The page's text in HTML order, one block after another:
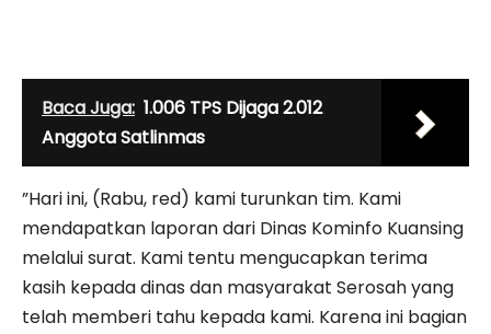
Baca Juga: 1.006 TPS Dijaga 2.012
Anggota Satlinmas
”Hari ini, (Rabu, red) kami turunkan tim. Kami
mendapatkan laporan dari Dinas Kominfo Kuansing
melalui surat. Kami tentu mengucapkan terima
kasih kepada dinas dan masyarakat Serosah yang
telah memberi tahu kepada kami. Karena ini bagian